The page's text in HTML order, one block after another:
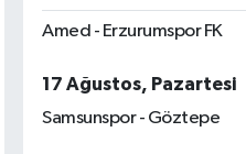
Amed - Erzurumspor FK
17 Ağustos, Pazartesi
Samsunspor - Göztepe